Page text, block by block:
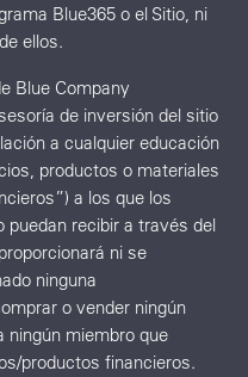
Blue365 o el Sitio, ni
ellos.
Blue Company
de inversión del sitio
a cualquier educación
productos o materiales
a los que los
recibir a través del
ni se
ninguna
o vender ningún
ningún miembro que
productos financieros.